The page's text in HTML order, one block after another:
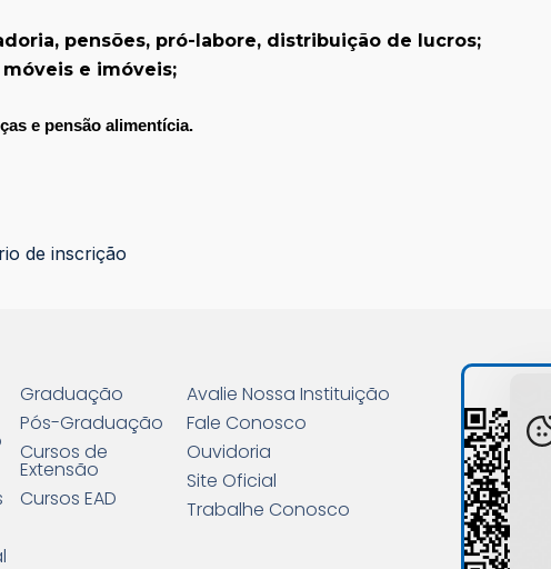
pensões, pró-labore, distribuição de lucros;
e imóveis;
e pensão alimentícia.
de inscrição
Graduação
Pós-Graduação
Cursos de
Extensão
Cursos EAD
Avalie Nossa Instituição
Fale Conosco
Ouvidoria
Site Oficial
Trabalhe Conosco